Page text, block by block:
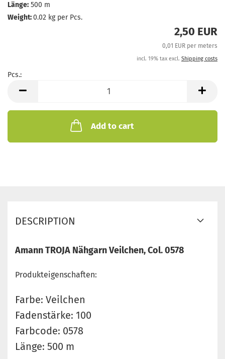
Länge: 500 m
Weight:0.02 kg per Pcs.
2,50 EUR
0,01 EUR per meters
incl. 19% tax excl. Shipping costs
Pcs.:
Add to cart
DESCRIPTION
Amann TROJA Nähgarn Veilchen, Col. 0578
Produkteigenschaften:
Farbe: Veilchen
Fadenstärke: 100
Farbcode: 0578
Länge: 500 m